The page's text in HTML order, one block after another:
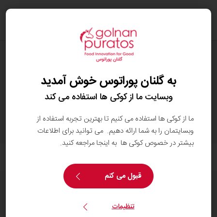
کاکائو تِرِيس
به گلنان پوراتوس خوش آمدید
وبسایت ما از کوکی ها استفاده می کند
ما از کوکی ها استفاده می کنیم تا بهترین تجربه استفاده از
وبسایتمان را به شما ارائه دهیم. می توانید برای اطلاعات
بیشتر در خصوص کوکی ها به اینجا مراجعه کنید.
قبول می کنم
تنظیمات